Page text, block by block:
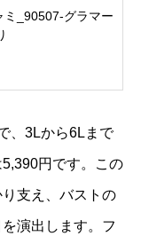
ミ_90507-グラマー
、3Lから6Lまで
円です。この
支え、バストの
演出します。フ